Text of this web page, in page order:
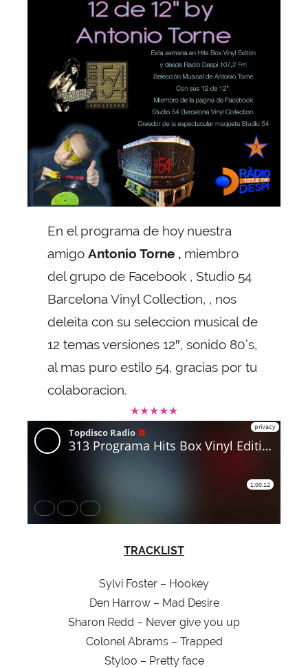
o
a
En el programa de hoy nuestra
amigoAntonio Torne , miembro
del grupo de Facebook , Studio 54
Barcelona Vinyl Collection, , nos
deleita con su seleccion musical de
12 temas versiones 12″, sonido 80’s,
al mas puro estilo 54, gracias por tu
colaboracion.
★★★★★
TRACKLIST
Sylvi Foster – Hookey
Den Harrow – Mad Desire
Sharon Redd – Never give you up
Colonel Abrams – Trapped
Styloo – Pretty face